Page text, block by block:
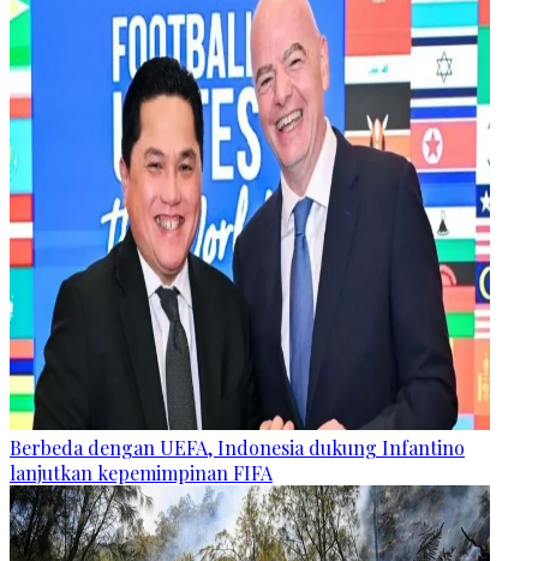
Berbeda dengan UEFA, Indonesia dukung Infantino
lanjutkan kepemimpinan FIFA